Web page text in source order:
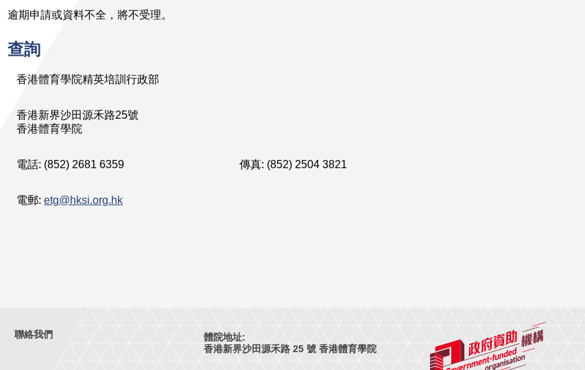
逾期申請或資料不全，將不受理。
查詢
香港體育學院精英培訓行政部
香港新界沙田源禾路25號
香港體育學院
電話: (852) 2681 6359 傳真: (852) 2504 3821
電郵: etg@hksi.org.hk
體院地址:
香港新界沙田源禾路 25 號 香港體育學院
聯絡我們